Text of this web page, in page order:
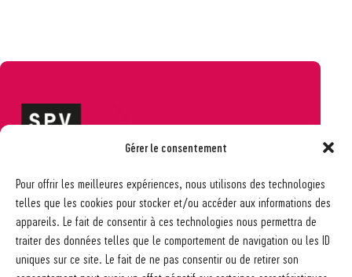
Gérer le consentement
Pour offrir les meilleures expériences, nous utilisons des technologies
telles que les cookies pour stocker et/ou accéder aux informations des
appareils. Le fait de consentir à ces technologies nous permettra de
traiter des données telles que le comportement de navigation ou les ID
uniques sur ce site. Le fait de ne pas consentir ou de retirer son
Ch. des Allinges 2
1006 Lausanne
021 617 65 59
info@spv-vd.ch
FAQ